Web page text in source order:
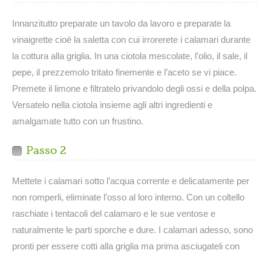
Innanzitutto preparate un tavolo da lavoro e preparate la
vinaigrette cioè la saletta con cui irrorerete i calamari durante
la cottura alla griglia. In una ciotola mescolate, l’olio, il sale, il
pepe, il prezzemolo tritato finemente e l’aceto se vi piace.
Premete il limone e filtratelo privandolo degli ossi e della polpa.
Versatelo nella ciotola insieme agli altri ingredienti e
amalgamate tutto con un frustino.
Passo 2
Mettete i calamari sotto l’acqua corrente e delicatamente per
non romperli, eliminate l’osso al loro interno. Con un coltello
raschiate i tentacoli del calamaro e le sue ventose e
naturalmente le parti sporche e dure. I calamari adesso, sono
pronti per essere cotti alla griglia ma prima asciugateli con